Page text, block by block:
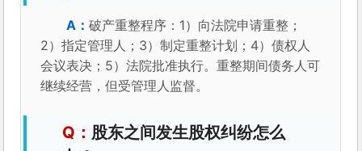
破产重整程序：1）向法院申请重整；
2）指定管理人；3）制定重整计划；4）债权人
会议表决；5）法院批准执行。重整期间债务人可
继续经营，但受管理人监督。
股东之间发生股权纠纷怎么